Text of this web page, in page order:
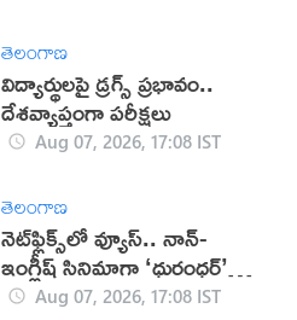
తెలంగాణ
విద్యార్థులపై డ్రగ్స్ ప్రభావం..
దేశవ్యాప్తంగా పరీక్షలు
Aug 07, 2026, 17:08 IST
తెలంగాణ
నెట్‌ఫ్లిక్స్‌లో వ్యూస్.. నాన్-
ఇంగ్లీష్ సినిమాగా ‘ధురంధర్’
రికార్డుAug 07, 2026, 17:08 IST